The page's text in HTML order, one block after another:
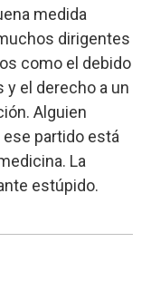
medida
dirigentes
como el debido
y el derecho a un
Alguien
partido está
La
estúpido.